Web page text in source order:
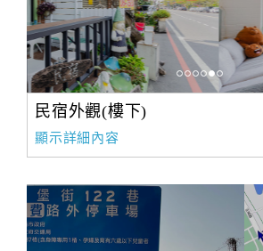
民宿外觀(樓下)
顯示詳細內容